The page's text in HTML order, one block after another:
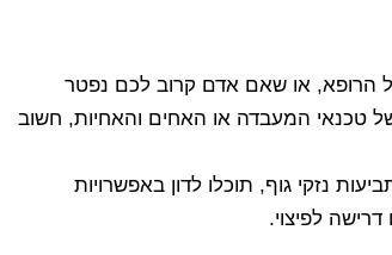
הרופא, או שאם אדם קרוב לכם נפטר
טכנאי המעבדה או האחים והאחיות, חשוב
נזקי גוף, תוכלו לדון באפשרויות
לפיצוי.